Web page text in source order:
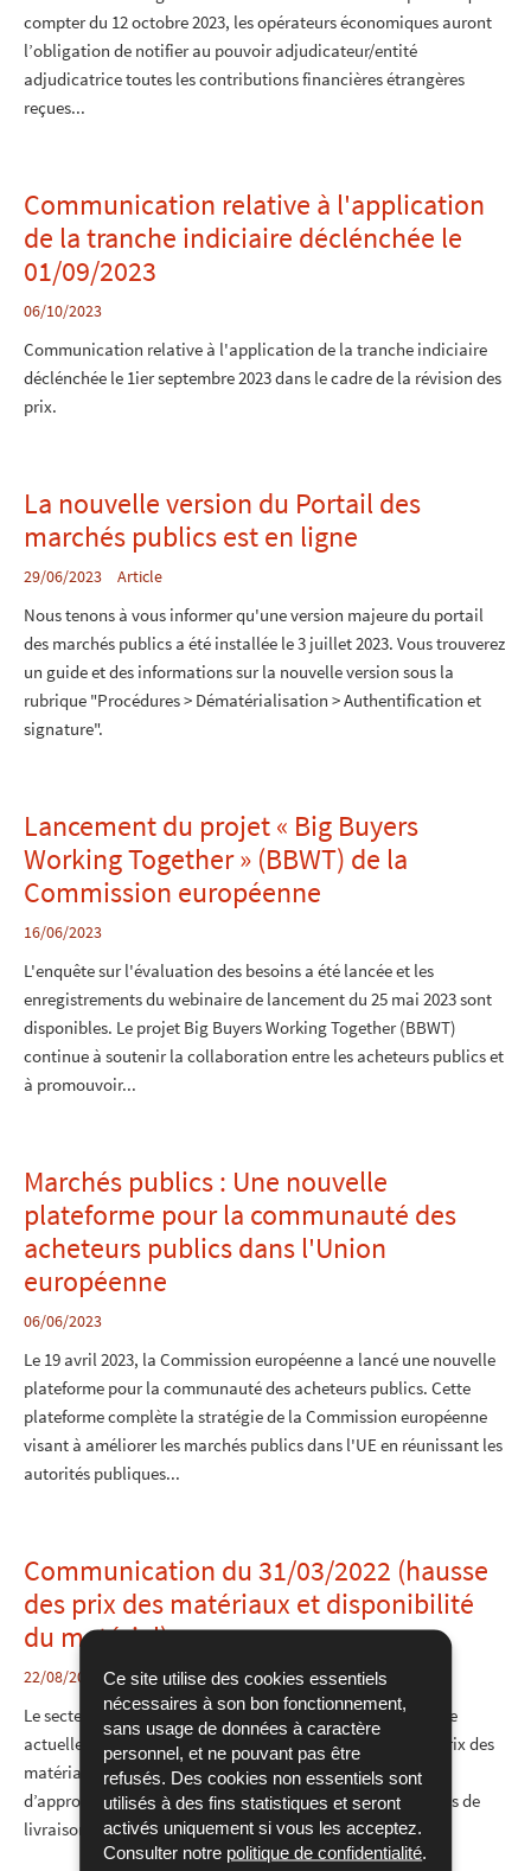
Ce site utilise des cookies essentiels
nécessaires à son bon fonctionnement,
sans usage de données à caractère
personnel, et ne pouvant pas être
refusés. Des cookies non essentiels sont
utilisés à des fins statistiques et seront
activés uniquement si vous les acceptez.
Consulter notre politique de confidentialité.
compter du 12 octobre 2023, les opérateurs économiques auront
l’obligation de notifier au pouvoir adjudicateur/entité
adjudicatrice toutes les contributions financières étrangères
reçues...
Communication relative à l'application
de la tranche indiciaire déclénchée le
01/09/2023
06/10/2023
Communication relative à l'application de la tranche indiciaire
déclénchée le 1ier septembre 2023 dans le cadre de la révision des
prix.
La nouvelle version du Portail des
marchés publics est en ligne
29/06/2023 Article
Nous tenons à vous informer qu'une version majeure du portail
des marchés publics a été installée le 3 juillet 2023. Vous trouverez
un guide et des informations sur la nouvelle version sous la
rubrique "Procédures > Dématérialisation > Authentification et
signature".
Lancement du projet « Big Buyers
Working Together » (BBWT) de la
Commission européenne
16/06/2023
L'enquête sur l'évaluation des besoins a été lancée et les
enregistrements du webinaire de lancement du 25 mai 2023 sont
disponibles. Le projet Big Buyers Working Together (BBWT)
continue à soutenir la collaboration entre les acheteurs publics et
à promouvoir...
Marchés publics : Une nouvelle
plateforme pour la communauté des
acheteurs publics dans l'Union
européenne
06/06/2023
Le 19 avril 2023, la Commission européenne a lancé une nouvelle
plateforme pour la communauté des acheteurs publics. Cette
plateforme complète la stratégie de la Commission européenne
visant à améliorer les marchés publics dans l'UE en réunissant les
autorités publiques...
Communication du 31/03/2022 (hausse
des prix des matériaux et disponibilité
du matériel)
22/08/2022
Le secteur de construction vient de rapporter qu’il se trouve
actuellement confronté à une hausse exceptionnelle des prix des
matériaux de construction et à des difficultés
d’approvisionnement susceptibles de provoquer des retards de
livraison. Cette situation serait due à la perturbation des...